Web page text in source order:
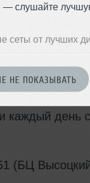
— слушайте
сеты от лучших
НЕ ПОКАЗЫВАТЬ
веселья!
каждый день
(БЦ